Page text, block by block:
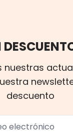
nuestras
descuento